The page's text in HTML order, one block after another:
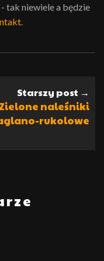
tak niewiele a będzie
Starszy post →
Zielone naleśniki
rukolowe